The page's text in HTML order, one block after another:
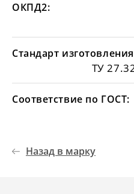
ОКПД2:
Стандарт
ТУ
Соответствие по ГОСТ:
Назад в марку